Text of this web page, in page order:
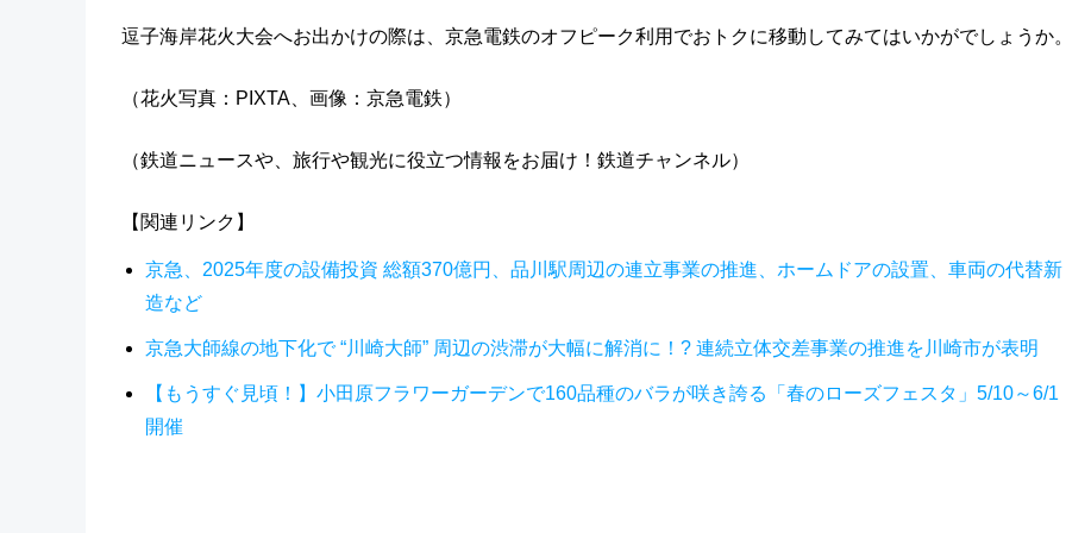
逗子海岸花火大会へお出かけの際は、京急電鉄のオフピーク利用でおトクに移動してみてはいかがでしょうか
（花火写真：PIXTA、画像：京急電鉄）
（鉄道ニュースや、旅行や観光に役立つ情報をお届け！鉄道チャンネル）
【関連リンク】
京急、2025年度の設備投資 総額370億円、品川駅周辺の連立事業の推進、ホームドアの設置、車両の代替新
造など
京急大師線の地下化で “川崎大師” 周辺の渋滞が大幅に解消に！? 連続立体交差事業の推進を川崎市が表明
【もうすぐ見頃！】小田原フラワーガーデンで160品種のバラが咲き誇る「春のローズフェスタ」5/10～6/1
開催